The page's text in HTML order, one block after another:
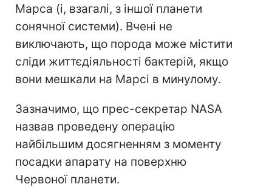
Марса (і, взагалі, з іншої планети
сонячної системи). Вчені не
виключають, що порода може містити
сліди життєдіяльності бактерій, якщо
вони мешкали на Марсі в минулому.
Зазначимо, що прес-секретар NASA
назвав проведену операцію
найбільшим досягненням з моменту
посадки апарату на поверхню
Червоної планети.